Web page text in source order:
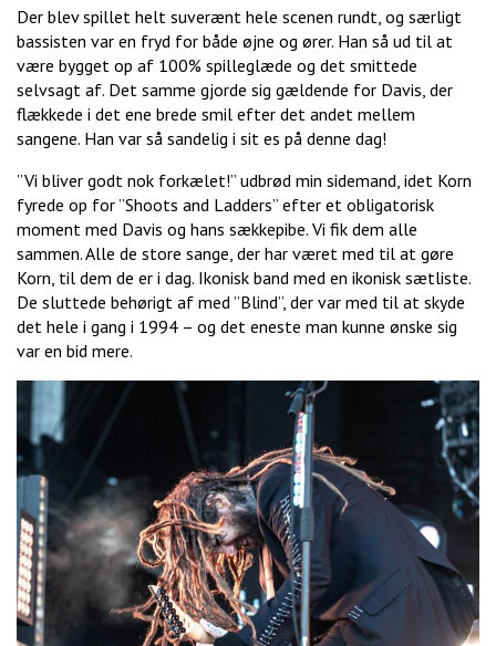
Der blev spillet helt suverænt hele scenen rundt, og særligt
bassisten var en fryd for både øjne og ører. Han så ud til at
være bygget op af 100% spilleglæde og det smittede
selvsagt af. Det samme gjorde sig gældende for Davis, der
flækkede i det ene brede smil efter det andet mellem
sangene. Han var så sandelig i sit es på denne dag!
”Vi bliver godt nok forkælet!” udbrød min sidemand, idet Korn
fyrede op for ”Shoots and Ladders” efter et obligatorisk
moment med Davis og hans sækkepibe. Vi fik dem alle
sammen. Alle de store sange, der har været med til at gøre
Korn, til dem de er i dag. Ikonisk band med en ikonisk sætliste.
De sluttede behørigt af med ”Blind”, der var med til at skyde
det hele i gang i 1994 – og det eneste man kunne ønske sig
var en bid mere.